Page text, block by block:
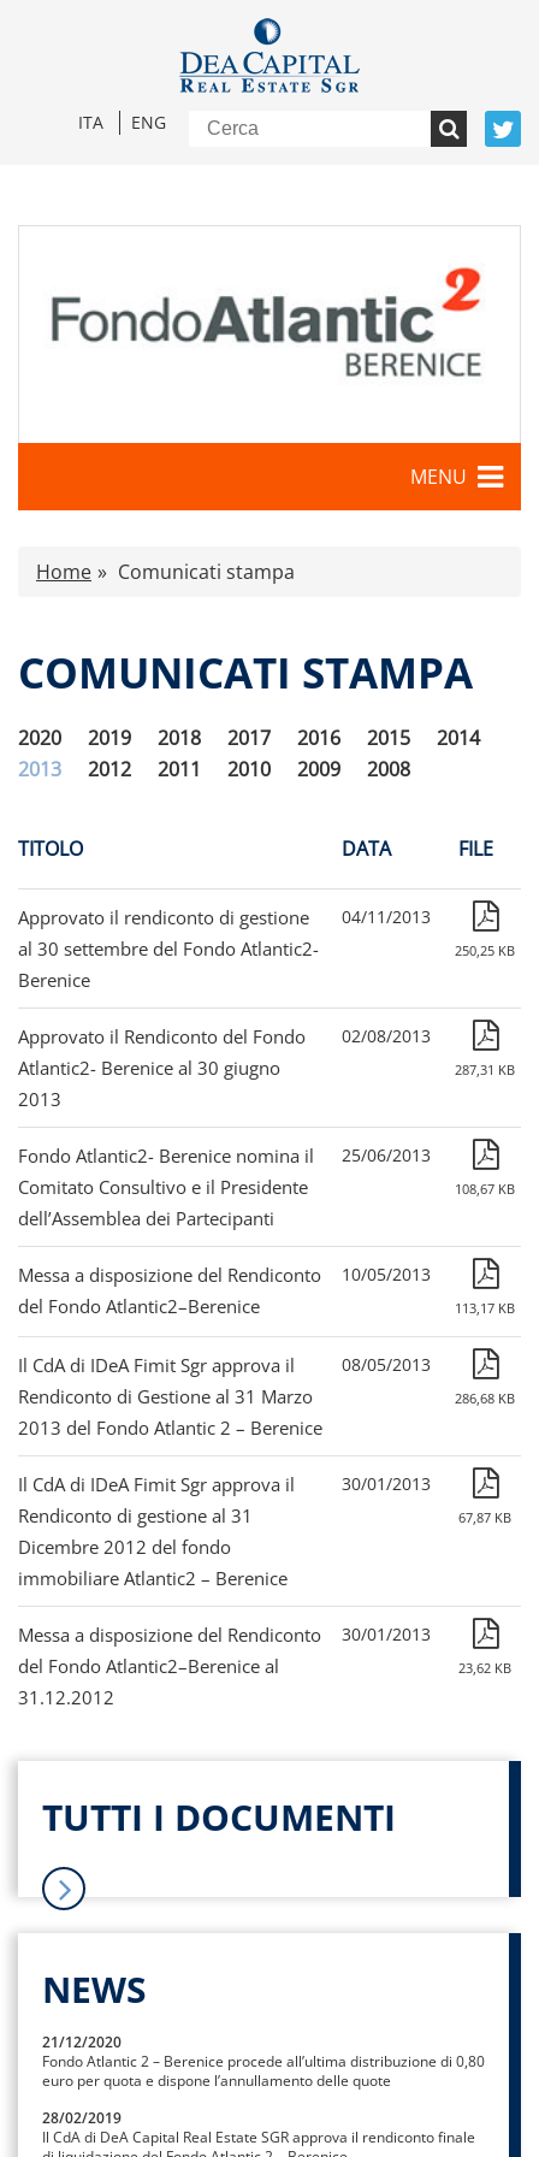
ITA ENG
MENU
Caratteristiche
Proventi distribuiti
Relazioni di gestione e Resoconti intermedi
Governance
Contatti
Tutti i documenti
Home Comunicati stampa
COMUNICATI STAMPA
2020 2019 2018 2017 2016 2015
2014
2013
2012 2011 2010 2009 2008
TITOLO DATA FILE
Approvato il rendiconto di gestione
al 30 settembre del Fondo Atlantic2-
Berenice
04/11/2013
250,25 KB
Approvato il Rendiconto del Fondo
Atlantic2- Berenice al 30 giugno
2013
02/08/2013
287,31 KB
Fondo Atlantic2- Berenice nomina il
Comitato Consultivo e il Presidente
dell’Assemblea dei Partecipanti
25/06/2013
108,67 KB
Messa a disposizione del Rendiconto
del Fondo Atlantic2–Berenice
10/05/2013
113,17 KB
Il CdA di IDeA Fimit Sgr approva il
Rendiconto di Gestione al 31 Marzo
2013 del Fondo Atlantic 2 – Berenice
08/05/2013
286,68 KB
Il CdA di IDeA Fimit Sgr approva il
Rendiconto di gestione al 31
Dicembre 2012 del fondo
immobiliare Atlantic2 – Berenice
30/01/2013
67,87 KB
Messa a disposizione del Rendiconto
del Fondo Atlantic2–Berenice al
31.12.2012
30/01/2013
23,62 KB
TUTTI I DOCUMENTI
NEWS
21/12/2020
Fondo Atlantic 2 – Berenice procede all’ultima distribuzione di 0,80
euro per quota e dispone l’annullamento delle quote
28/02/2019
Il CdA di DeA Capital Real Estate SGR approva il rendiconto finale